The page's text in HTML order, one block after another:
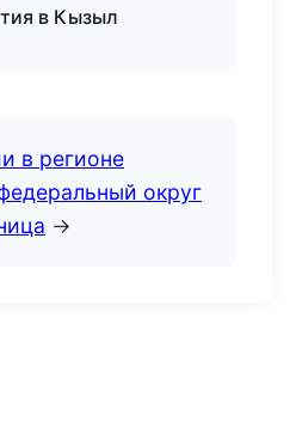
в Кызыл
в регионе
округ
→